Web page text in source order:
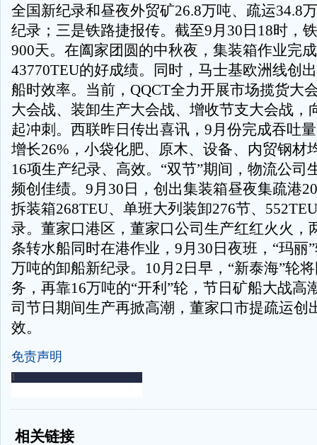
全国新纪录和昼夜外贸矿26.8万吨、疏运34.8
纪录；三是铁路捷报传。截至9月30日18时，
900天。在阖家团圆的中秋夜，集装箱作业完
43770TEU的好成绩。同时，马士基欧洲线创
船时效率。当前，QQCT全力开展市场揽货大
大会战、装卸生产大会战、增收节支大会战，
起冲刺。西联昨日传出喜讯，9月份完成吞吐
增长26%，小袋化肥、原木、设备、内贸钢材
16项生产纪录、高效。“双节”期间，物流公司
频创佳绩。9月30日，创出集装箱昼夜集疏港
拆装箱268TEU、单班大列装卸276节、
录。董家口港区，董家口公司生产红红火火，
条转水船同时在港作业，9月30日夜班，“玛丽
万吨的卸船新纪录。10月2日早，“新泰海”轮
务，再靠16万吨的“开利”轮，节日矿船大战高
司节日期间生产再掀高潮，董家口市提疏运创
效。
免责声明
-
相关链接